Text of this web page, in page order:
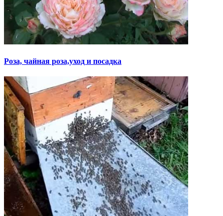
Роза, чайная роза,уход и посадка